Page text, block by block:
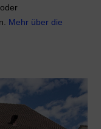
Mehr über die